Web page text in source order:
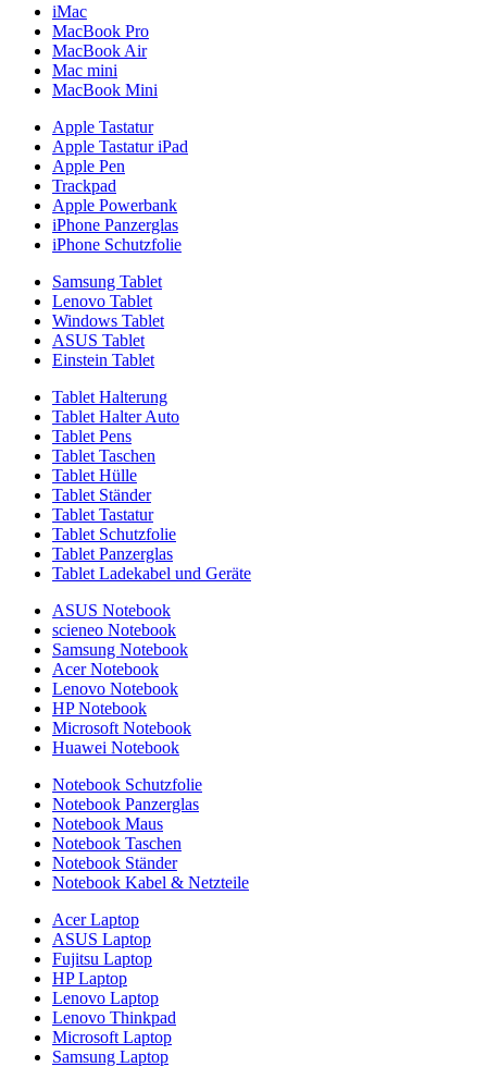
iMac
MacBook Pro
MacBook Air
Mac mini
MacBook Mini
Apple Tastatur
Apple Tastatur iPad
Apple Pen
Trackpad
Apple Powerbank
iPhone Panzerglas
iPhone Schutzfolie
Samsung Tablet
Lenovo Tablet
Windows Tablet
ASUS Tablet
Einstein Tablet
Tablet Halterung
Tablet Halter Auto
Tablet Pens
Tablet Taschen
Tablet Hülle
Tablet Ständer
Tablet Tastatur
Tablet Schutzfolie
Tablet Panzerglas
Tablet Ladekabel und Geräte
ASUS Notebook
scieneo Notebook
Samsung Notebook
Acer Notebook
Lenovo Notebook
HP Notebook
Microsoft Notebook
Huawei Notebook
Notebook Schutzfolie
Notebook Panzerglas
Notebook Maus
Notebook Taschen
Notebook Ständer
Notebook Kabel & Netzteile
Acer Laptop
ASUS Laptop
Fujitsu Laptop
HP Laptop
Lenovo Laptop
Lenovo Thinkpad
Microsoft Laptop
Samsung Laptop